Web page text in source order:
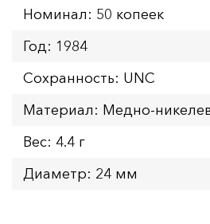
Номинал: 50 копеек
Год: 1984
Сохранность: UNC
Материал: Медно-
Вес: 4.4 г
Диаметр: 24 мм